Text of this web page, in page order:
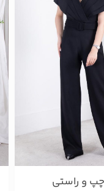
چپ و راستی